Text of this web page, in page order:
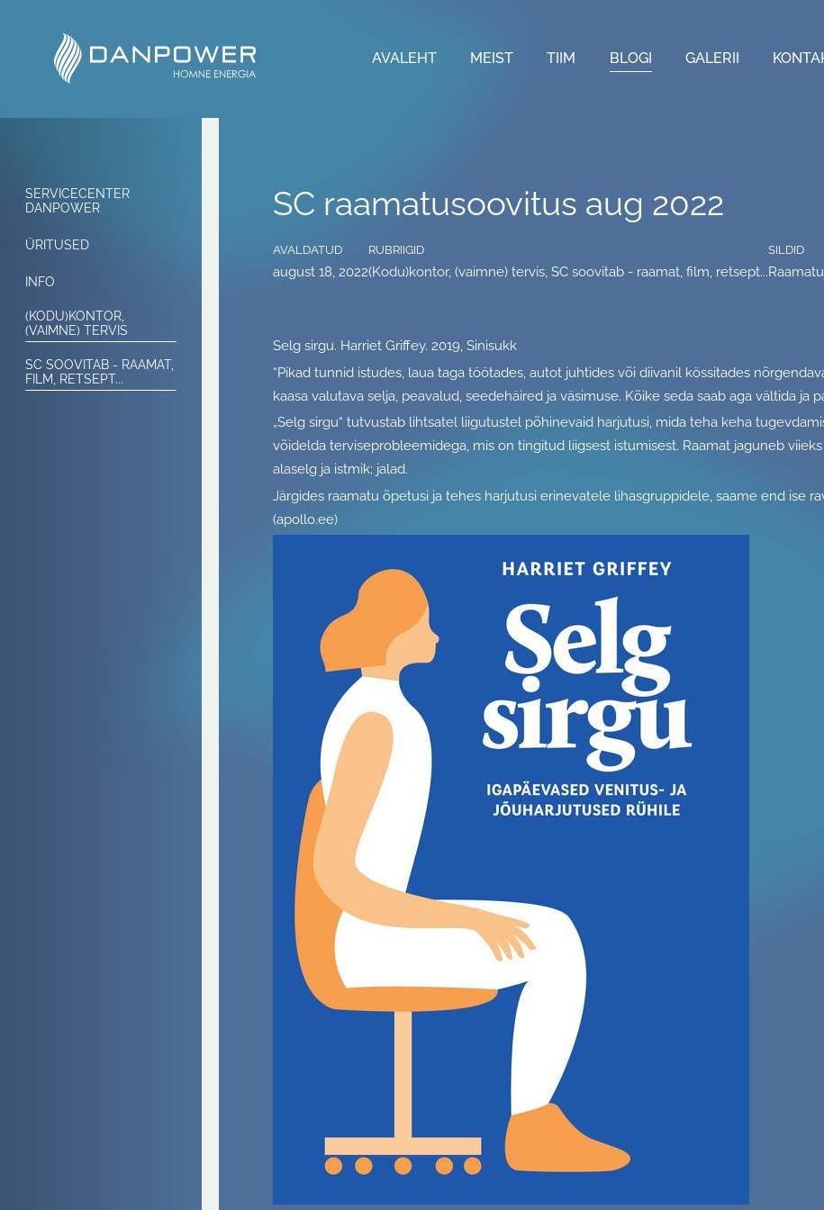
AVALEHT MEIST TIIM BLOGI GALERII
SERVICECENTER
DANPOWER
ÜRITUSED
INFO
(KODU)KONTOR,
(VAIMNE) TERVIS
SC SOOVITAB - RAAMAT,
FILM, RETSEPT...
SC raamatusoovitus aug 2022
AVALDATUD
august 18, 2022
RUBRIIGID
(Kodu)kontor, (vaimne) tervis ,SC soovitab - raamat, film, retsept...
SILDID
Selg sirgu. Harriet Griffey. 2019, Sinisukk
“Pikad tunnid istudes, laua taga töötades, autot juhtides või diivanil kössitades
kaasa valutava selja, peavalud, seedehäired ja väsimuse. Kõike seda saab aga vältida
„Selg sirgu“ tutvustab lihtsatel liigutustel põhinevaid harjutusi, mida teha keha
võidelda terviseprobleemidega, mis on tingitud liigsest istumisest. Raamat jaguneb
alaselg ja istmik; jalad.
Järgides raamatu õpetusi ja tehes harjutusi erinevatele lihasgruppidele, saame end ise
(apollo.ee)